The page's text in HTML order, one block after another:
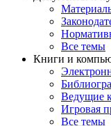
Все темы
Книги и
Ведущие
Игровая
Все темы